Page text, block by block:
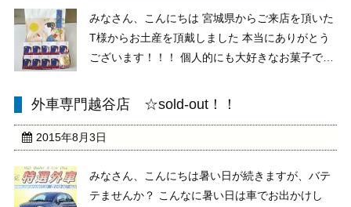
みなさん、こんにちは 宮城県からご来店を頂いた
T様からお土産を頂戴しました 本当にありがとう
ございます！！！ 個人的にも大好きなお菓子で
スタード そのまま常温で食べても美味しいのです
「ちょ ...
外車専門越谷店 ☆sold-out！！
2015年8月3日
みなさん、こんにちは暑い日が続きますが、バテ
テませんか？ こんなに暑い日は車でお出かけし